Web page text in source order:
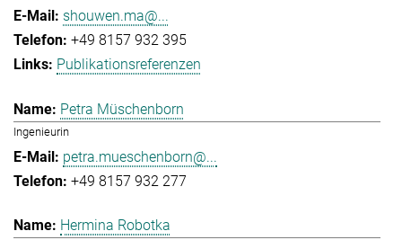
shouwen.ma@...
+49 8157 932 395
Publikationsreferenzen
Petra Müschenborn
Ingenieurin
petra.mueschenborn@...
+49 8157 932 277
Hermina Robotka